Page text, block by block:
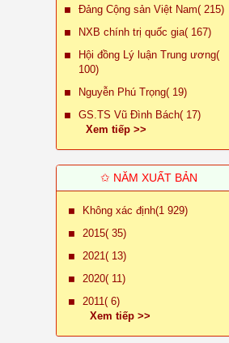
Đảng Cộng sản Việt Nam( 215)
NXB chính trị quốc gia( 167)
Hội đồng Lý luận Trung ương(
100)
Nguyễn Phú Trọng( 19)
GS.TS Vũ Đình Bách( 17)
Xem tiếp >>
✩ NĂM XUẤT BẢN
Không xác định(1 929)
2015( 35)
2021( 13)
2020( 11)
2011( 6)
Xem tiếp >>